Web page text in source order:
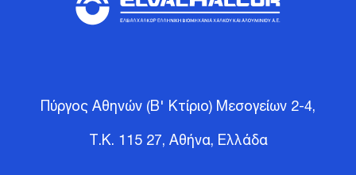
Πύργος Αθηνών (Β' Κτίριο) Μεσογείων 2-4,
Τ.Κ. 115 27, Αθήνα, Ελλάδα